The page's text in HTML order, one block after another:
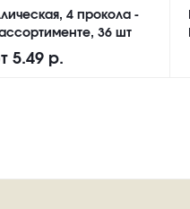
4 прокола -
36 шт
5.49 р.